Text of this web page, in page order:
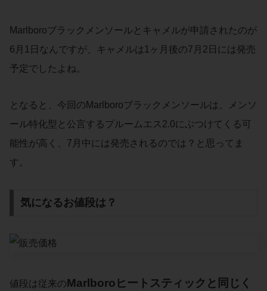
Marlboroブラックメンソールとキャメルが申請されたのが
6月1日なんですが、キャメルは1ヶ月後の7月2日には発売
予定でしたよね。
となると、今回のMarlboroブラックメンソールは、メンソ
ール特化型と公言するプルームエス2.0にぶつけてくる可
能性が高く、7月中には発売されるのでは？と思ってま
す。
気になるお値段は？
値段は従来のMarlboroヒートスティック と同じく